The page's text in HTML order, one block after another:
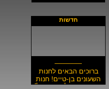
חדשות
_______
ברוכים הבאים לחנות
השעונים בן-טיים! חנות
השעונים הזולה בישראל!